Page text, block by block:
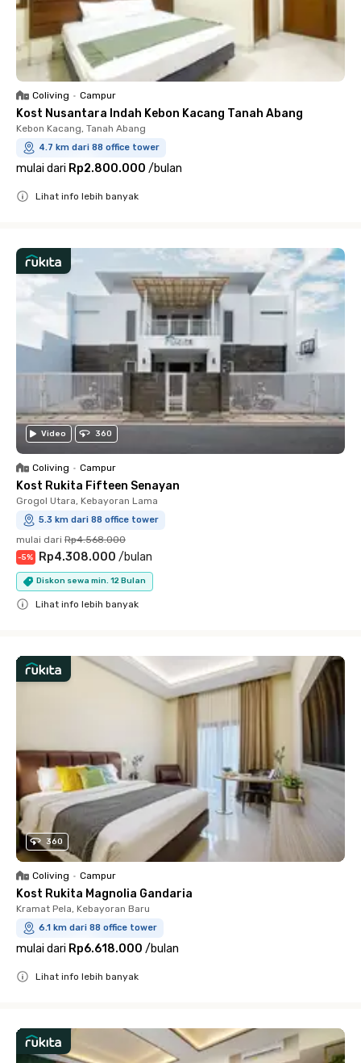
Coliving • Campur
Kost Nusantara Indah Kebon Kacang Tanah Abang
Kebon Kacang, Tanah Abang
4.7 km dari 88 office tower
mulai dari Rp2.800.000 /bulan
Lihat info lebih banyak
Video 360
Coliving • Campur
Kost Rukita Fifteen Senayan
Grogol Utara, Kebayoran Lama
5.3 km dari 88 office tower
mulai dari Rp4.568.000
-5% Rp4.308.000 /bulan
Diskon sewa min. 12 Bulan
Lihat info lebih banyak
360
Coliving • Campur
Kost Rukita Magnolia Gandaria
Kramat Pela, Kebayoran Baru
6.1 km dari 88 office tower
mulai dari Rp6.618.000 /bulan
Lihat info lebih banyak